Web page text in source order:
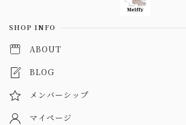
SHOP INFO
ABOUT
BLOG
メンバーシップ
マイページ